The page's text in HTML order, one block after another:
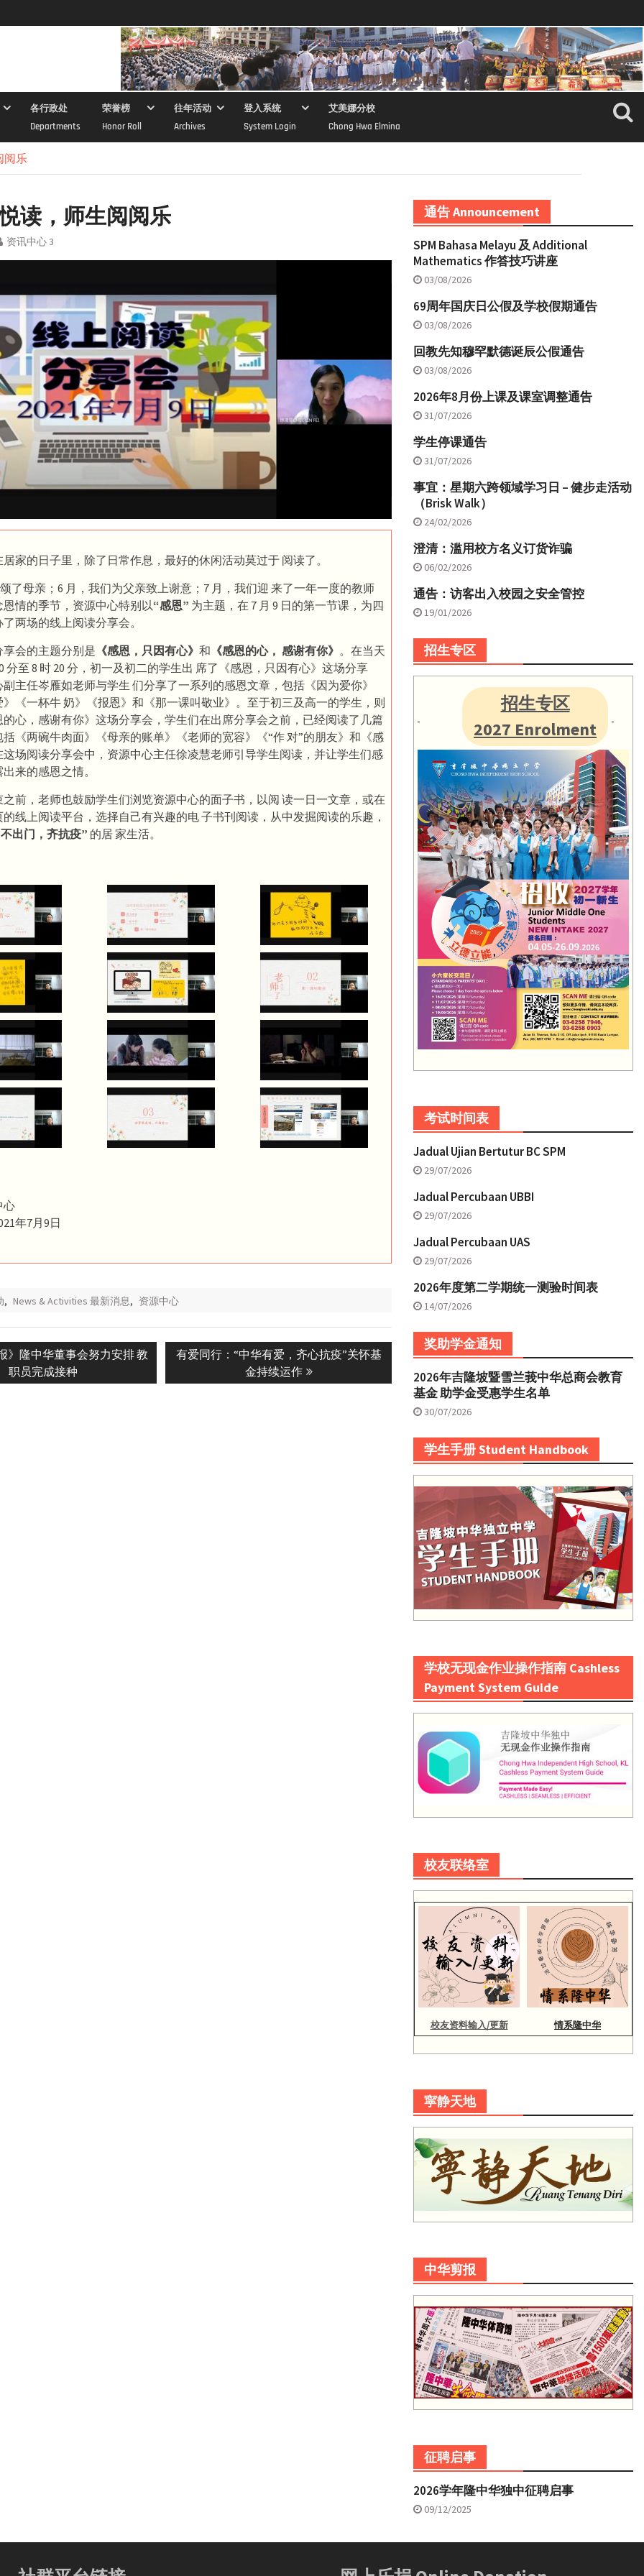
各行政处
Departments
荣誉榜
Honor Roll
往年活动
Archives
登入系统
System Login
艾美娜分校
Chong Hwa Elmina
阅乐
读，师生阅阅乐
资讯中心 3
家的日子里，除了日常作息，最好的休闲活动莫过于 阅读了。
了母亲；6 月，我们为父亲致上谢意；7 月，我们迎 来了一年一度的教师
情的季节，资源中心特别以“感恩” 为主题，在 7 月 9 日的第一节课，为四
两场的线上阅读分享会。
会的主题分别是 《感恩，只因有心》 和 《感恩的心， 感谢有你》 。在当天
分至 8 时 20 分，初一及初二的学生出 席了《感恩，只因有心》这场分享
主任岑雁如老师与学生 们分享了一系列的感恩文章，包括《因为爱你》
《一杯牛 奶》《报恩》和《那一课叫敬业》。至于初三及高一的学生，则
心，感谢有你》这场分享会，学生们在出席分享会之前，已经阅读了几篇
《两碗牛肉面》《母亲的账单》《老师的宽容》《“作 对”的朋友》和《感
场阅读分享会中，资源中心主任徐凌慧老师引导学生阅读，并让学生们感
来的感恩之情。
前，老师也鼓励学生们浏览资源中心的面子书，以阅 读一日一文章，或在
线上阅读平台，选择自己有兴趣的电 子书刊阅读，从中发掘阅读的乐趣，
出门，齐抗疫” 的居 家生活。
心
年7月9日
, News & Activities 最新消息, 资源中心
》隆中华董事会努力安排 教
职员完成接种
Next
有爱同行：“中华有爱，齐心抗疫”关怀基
金持续运作
通告 Announcement
SPM Bahasa Melayu 及 Additional
Mathematics 作答技巧讲座
03/08/2026
69周年国庆日公假及学校假期通告
03/08/2026
回教先知穆罕默德诞辰公假通告
03/08/2026
2026年8月份上课及课室调整通告
31/07/2026
学生停课通告
31/07/2026
事宜：星期六跨领域学习日 – 健步走活动
（Brisk Walk）
24/02/2026
澄清：滥用校方名义订货诈骗
06/02/2026
通告：访客出入校园之安全管控
19/01/2026
招生专区
招生专区
2027 Enrolment
考试时间表
Jadual Ujian Bertutur BC SPM
29/07/2026
Jadual Percubaan UBBI
29/07/2026
Jadual Percubaan UAS
29/07/2026
2026年度第二学期统一测验时间表
14/07/2026
奖助学金通知
2026年吉隆坡暨雪兰莪中华总商会教育
基金 助学金受惠学生名单
30/07/2026
学生手册 Student Handbook
学校无现金作业操作指南 Cashless
Payment System Guide
校友联络室
校友资料输入/更新 情系隆中华
寜静天地
中华剪报
征聘启事
2026学年隆中华独中征聘启事
09/12/2025